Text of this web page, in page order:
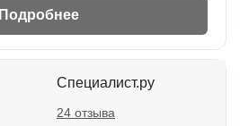
Подробнее
Специалист.ру
24 отзыва